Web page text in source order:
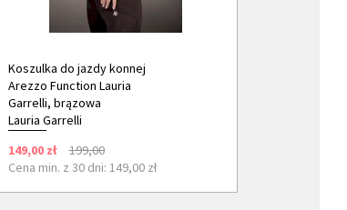
Koszulka do jazdy konnej
Arezzo Function Lauria
Garrelli, brązowa
Lauria Garrelli
149,00 zł
199,00
Cena min. z 30 dni: 149,00 zł